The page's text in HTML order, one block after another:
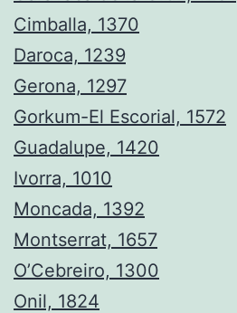
Cimballa, 1370
Daroca, 1239
Gerona, 1297
Gorkum-El Escorial, 1572
Guadalupe, 1420
Ivorra, 1010
Moncada, 1392
Montserrat, 1657
O’Cebreiro, 1300
Onil, 1824